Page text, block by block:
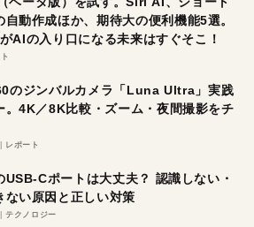
自動作成ほか、期待大の便利機能5選。
AIの入り口になる未来はすぐそこ！
のジンバルカメラ「Luna Ultra」実践
。4K／8K比較・ズーム・夜間撮影をチ
レポート
USB-Cポートは大丈夫？ 認識しない・
ない原因と正しい対策
テクノロジー